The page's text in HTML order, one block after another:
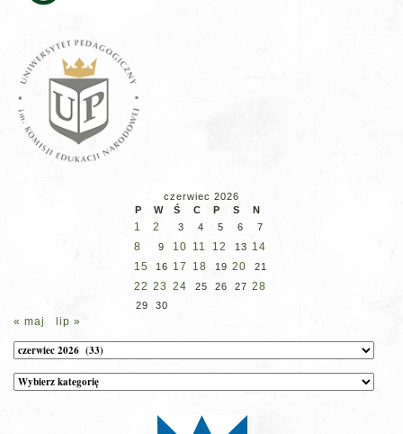
czerwiec 2026
P
W Ś C P S N
1 2 3 4 5 6 7
8 9 10 11 12 13 14
15
16 17 18 19 20 21
22 23 24 25 26 27 28
29 30
« maj lip »
Archiwum
Kategorie
wpisów